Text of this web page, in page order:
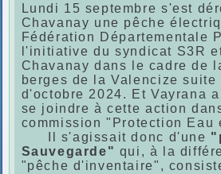
Lundi 15 septembre s'est
Chavanay une pêche
Fédération Départementale
l'initiative du syndicat S3R
Chavanay dans le cadre de
berges de la Valencize suite
d'octobre 2024. Et Vayrana
se joindre à cette action
commission "Protection Eau
Il s'agissait donc d'une
Sauvegarde" qui, à la
"pêche d'inventaire",